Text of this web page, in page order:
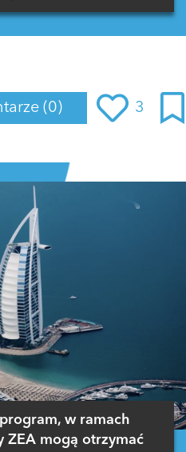
(0) 3
w ramach
ZEA mogą otrzymać